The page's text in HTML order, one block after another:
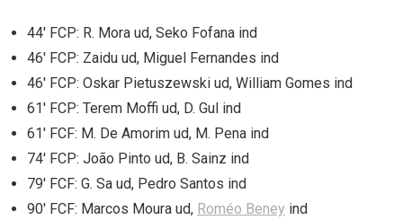
44′ FCP: R. Mora ud, Seko Fofana ind
46′ FCP: Zaidu ud, Miguel Fernandes ind
46′ FCP: Oskar Pietuszewski ud, William Gomes ind
61′ FCP: Terem Moffi ud, D. Gul ind
61′ FCF: M. De Amorim ud, M. Pena ind
74′ FCP: João Pinto ud, B. Sainz ind
79′ FCF: G. Sa ud, Pedro Santos ind
90′ FCF: Marcos Moura ud, Roméo Beney ind